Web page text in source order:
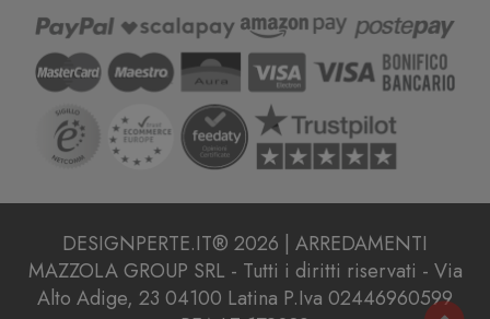
DESIGNPERTE.IT® 2026 | ARREDAMENTI
MAZZOLA GROUP SRL - Tutti i diritti riservati - Via
Alto Adige, 23 04100 Latina P.Iva 02446960599